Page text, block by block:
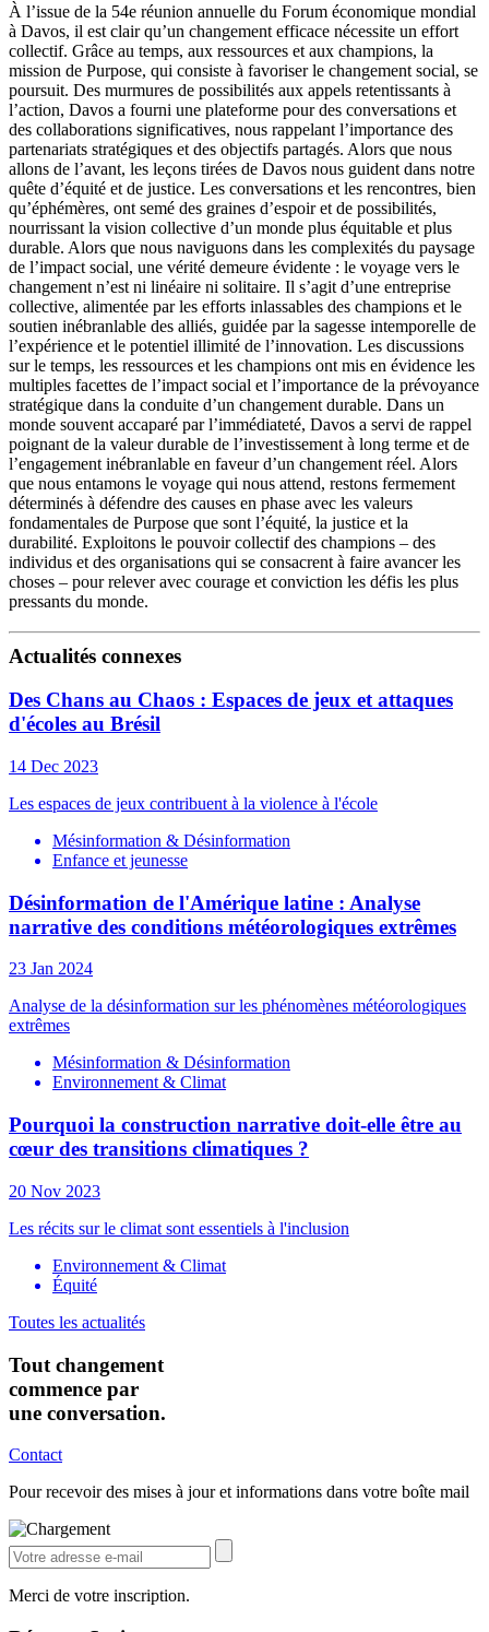
À l’issue de la 54e réunion annuelle du Forum économique mondial
à Davos, il est clair qu’un changement efficace nécessite un effort
collectif. Grâce au temps, aux ressources et aux champions, la
mission de Purpose, qui consiste à favoriser le changement social, se
poursuit. Des murmures de possibilités aux appels retentissants à
l’action, Davos a fourni une plateforme pour des conversations et
des collaborations significatives, nous rappelant l’importance des
partenariats stratégiques et des objectifs partagés. Alors que nous
allons de l’avant, les leçons tirées de Davos nous guident dans notre
quête d’équité et de justice. Les conversations et les rencontres, bien
qu’éphémères, ont semé des graines d’espoir et de possibilités,
nourrissant la vision collective d’un monde plus équitable et plus
durable. Alors que nous naviguons dans les complexités du paysage
de l’impact social, une vérité demeure évidente : le voyage vers le
changement n’est ni linéaire ni solitaire. Il s’agit d’une entreprise
collective, alimentée par les efforts inlassables des champions et le
soutien inébranlable des alliés, guidée par la sagesse intemporelle de
l’expérience et le potentiel illimité de l’innovation. Les discussions
sur le temps, les ressources et les champions ont mis en évidence les
multiples facettes de l’impact social et l’importance de la prévoyance
stratégique dans la conduite d’un changement durable. Dans un
monde souvent accaparé par l’immédiateté, Davos a servi de rappel
poignant de la valeur durable de l’investissement à long terme et de
l’engagement inébranlable en faveur d’un changement réel. Alors
que nous entamons le voyage qui nous attend, restons fermement
déterminés à défendre des causes en phase avec les valeurs
fondamentales de Purpose que sont l’équité, la justice et la
durabilité. Exploitons le pouvoir collectif des champions – des
individus et des organisations qui se consacrent à faire avancer les
choses – pour relever avec courage et conviction les défis les plus
pressants du monde.
Actualités connexes
Des Chans au Chaos : Espaces de jeux et attaques
d'écoles au Brésil
14 Dec 2023
Les espaces de jeux contribuent à la violence à l'école
Mésinformation & Désinformation
Enfance et jeunesse
Désinformation de l'Amérique latine : Analyse
narrative des conditions météorologiques extrêmes
23 Jan 2024
Analyse de la désinformation sur les phénomènes météorologiques
extrêmes
Mésinformation & Désinformation
Environnement & Climat
Pourquoi la construction narrative doit-elle être au
cœur des transitions climatiques ?
20 Nov 2023
Les récits sur le climat sont essentiels à l'inclusion
Environnement & Climat
Équité
Toutes les actualités
Tout changement
commence par
une conversation.
Contact
Pour recevoir des mises à jour et informations dans votre boîte mail
Merci de votre inscription.